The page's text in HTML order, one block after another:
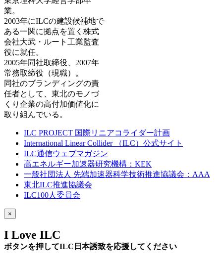
業。
2003年にILCの建設候補地で
ある一関に拠点を置く株式
会社大武・ルート工業監査
役に就任。
2005年同社取締役、2007年
常務取締役（現職）。
同社のブランディングの責
任者として、東北のモノづ
くり企業の高付加価値化に
取り組んでいる。
ILC PROJECT 国際リニアコライダー計画
International Linear Collider （ILC）公式サイト
ILC通信ウェブマガジン
高エネルギー加速器研究機構：KEK
一般社団法人 先端加速器科学技術推進協議会：AAA
東北ILC推進協議会
ILC100人委員会
×
I Love ILC
ボタンを押してILC日本誘致を応援してください